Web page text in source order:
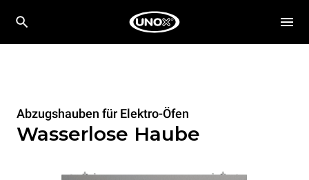
Abzugshauben für Elektro-Öfen
Wasserlose Haube